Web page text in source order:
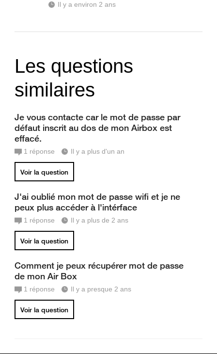
Il y a environ 2 ans
Les questions
similaires
Je vous contacte car le mot de passe par
défaut inscrit au dos de mon Airbox est
effacé.
1 réponse Il y a plus d'un an
Voir la question
J'ai oublié mon mot de passe wifi et je ne
peux plus accéder à l'intérface
1 réponse Il y a plus de 2 ans
Voir la question
Comment je peux récupérer mot de passe
de mon Air Box
1 réponse Il y a presque 2 ans
Voir la question